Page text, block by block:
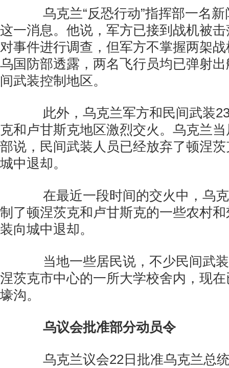
乌克兰“反恐行动”指挥部一名新
这一消息。他说，军方已接到战机被
对事件进行调查，但军方不掌握两架
乌国防部透露，两名飞行员均已弹射
间武装控制地区。
此外，乌克兰军方和民间武装23
克和卢甘斯克地区激烈交火。乌克兰当
部说，民间武装人员已经放弃了顿涅
城中退却。
在最近一段时间的交火中，乌克
制了顿涅茨克和卢甘斯克的一些农村
装向城中退却。
当地一些居民说，不少民间武装
涅茨克市中心的一所大学校舍内，现
壕沟。
乌议会批准部分动员令
乌克兰议会22日批准乌克兰总统